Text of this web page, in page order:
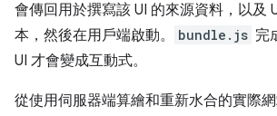
會傳回用於撰寫該 UI 的來源資料，以及
本，然後在用戶端啟動。
bundle.js 完
UI 才會變成互動式。
從使用伺服器端算繪和重新水合的實際